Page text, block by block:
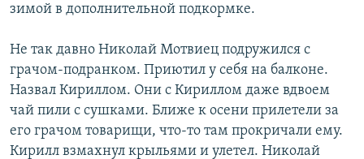
зимой в дополнительной подкормке.
Не так давно Николай Мотвиец подружился с
грачом-подранком. Приютил у себя на балконе.
Назвал Кириллом. Они с Кириллом даже вдвоем
чай пили с сушками. Ближе к осени прилетели за
его грачом товарищи, что-то там прокричали ему.
Кирилл взмахнул крыльями и улетел. Николай